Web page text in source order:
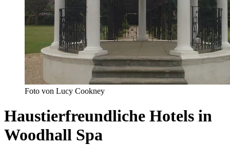
Foto von Lucy Cookney
Haustierfreundliche Hotels in
Woodhall Spa